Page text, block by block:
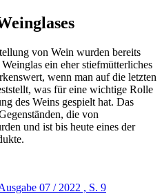
von Wein wurden bereits
ein eher stiefmütterliches
wenn man auf die letzten
was für eine wichtige Rolle
des Weins gespielt hat. Das
die von
und ist bis heute eines der
07 / 2022 , S. 9